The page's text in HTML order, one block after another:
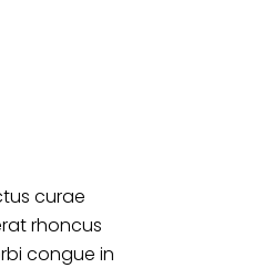
curae
rhoncus
congue in